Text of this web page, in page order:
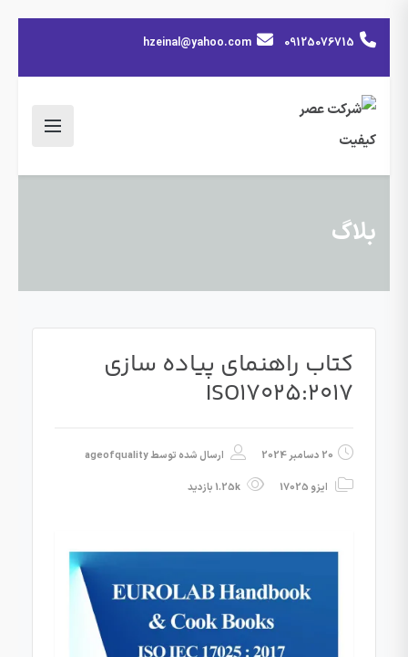
09125076715
hzeinal@yahoo.com
بلاگ
کتاب راهنمای پیاده سازی
ISO17025:2017
20 دسامبر 2024 ارسال شده توسطageofquality
ایزو 17025